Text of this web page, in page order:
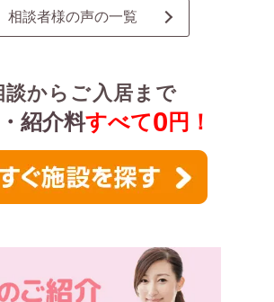
相談者様の声の一覧
談からご入居まで
紹介料すべて0 円！